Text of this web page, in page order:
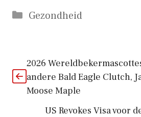
Categorieën
Gezondheid
2026
andere Bald Eagle Clutch,
Moose Maple
US Revokes Visa voor